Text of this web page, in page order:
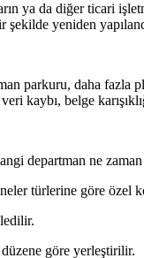
ya da diğer ticari
yeniden
parkuru, daha fazla
kaybı, belge
departman ne
türlerine göre özel
göre yerleştirilir.